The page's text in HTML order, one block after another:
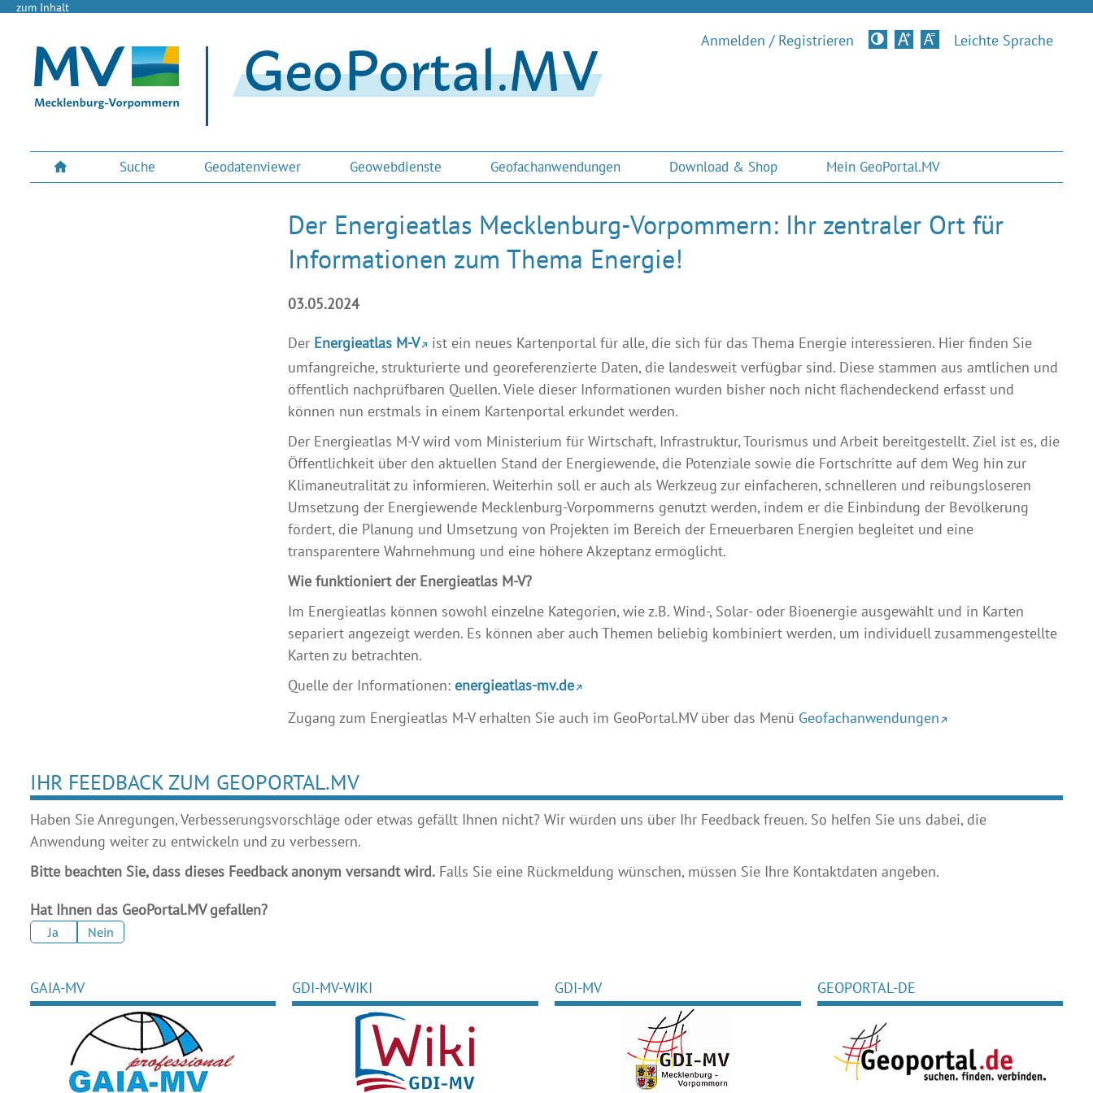
zum Inhalt
Anmelden / Registrieren KontrastversionLeichte Sprache
Suche Geodatenviewer Geowebdienste Geofachanwendungen Download & Shop Mein GeoPortal.MV
Der Energieatlas Mecklenburg-Vorpommern: Ihr zentraler Ort für
Informationen zum Thema Energie!
03.05.2024
Der Energieatlas M-V
ist ein neues Kartenportal für alle, die sich für das Thema Energie interessieren. Hier finden Sie
umfangreiche, strukturierte und georeferenzierte Daten, die landesweit verfügbar sind. Diese stammen aus amtlichen und
öffentlich nachprüfbaren Quellen. Viele dieser Informationen wurden bisher noch nicht flächendeckend erfasst und
können nun erstmals in einem Kartenportal erkundet werden.
Der Energieatlas M-V wird vom Ministerium für Wirtschaft, Infrastruktur, Tourismus und Arbeit bereitgestellt. Ziel ist es, die
Öffentlichkeit über den aktuellen Stand der Energiewende, die Potenziale sowie die Fortschritte auf dem Weg hin zur
Klimaneutralität zu informieren. Weiterhin soll er auch als Werkzeug zur einfacheren, schnelleren und reibungsloseren
Umsetzung der Energiewende Mecklenburg-Vorpommerns genutzt werden, indem er die Einbindung der Bevölkerung
fördert, die Planung und Umsetzung von Projekten im Bereich der Erneuerbaren Energien begleitet und eine
transparentere Wahrnehmung und eine höhere Akzeptanz ermöglicht.
Wie funktioniert der Energieatlas M-V?
Im Energieatlas können sowohl einzelne Kategorien, wie z.B. Wind-, Solar- oder Bioenergie ausgewählt und in Karten
separiert angezeigt werden. Es können aber auch Themen beliebig kombiniert werden, um individuell zusammengestellte
Karten zu betrachten.
Quelle der Informationen: energieatlas-mv.de
Zugang zum Energieatlas M-V erhalten Sie auch im GeoPortal.MV über das Menü Geofachanwendungen
IHR FEEDBACK ZUM GEOPORTAL.MV
Haben Sie Anregungen, Verbesserungsvorschläge oder etwas gefällt Ihnen nicht? Wir würden uns über Ihr Feedback freuen. So helfen Sie uns dabei, die
Anwendung weiter zu entwickeln und zu verbessern.
Bitte beachten Sie, dass dieses Feedback anonym versandt wird.Falls Sie eine Rückmeldung wünschen, müssen Sie Ihre Kontaktdaten angeben.
Hat Ihnen das GeoPortal.MV gefallen?
Ja Nein
GAIA-MV GDI-MV-WIKI GDI-MV GEOPORTAL-DE